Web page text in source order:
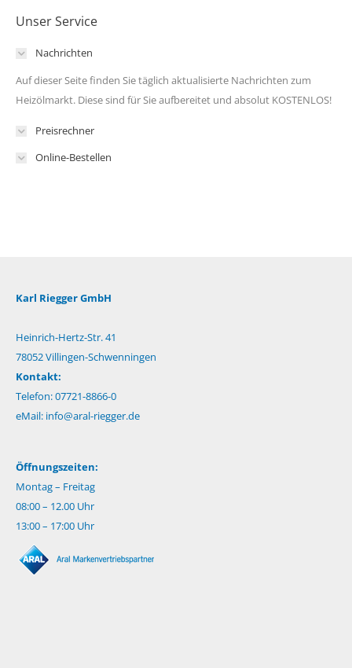
Unser Service
Nachrichten
Auf dieser Seite finden Sie täglich aktualisierte Nachrichten zum
Heizölmarkt. Diese sind für Sie aufbereitet und absolut KOSTENLOS!
Preisrechner
Online-Bestellen
Karl Riegger GmbH
Heinrich-Hertz-Str. 41
78052 Villingen-Schwenningen
Kontakt:
Telefon: 07721-8866-0
eMail: info@aral-riegger.de
Öffnungszeiten:
Montag – Freitag
08:00 – 12.00 Uhr
13:00 – 17:00 Uhr